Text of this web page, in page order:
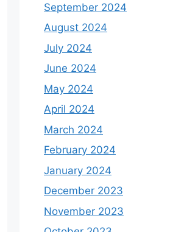
September 2024
August 2024
July 2024
June 2024
May 2024
April 2024
March 2024
February 2024
January 2024
December 2023
November 2023